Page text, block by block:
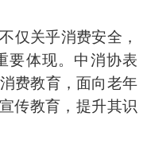
仅关乎消费安全，
要体现。中消协表
费教育，面向老年
传教育，提升其识